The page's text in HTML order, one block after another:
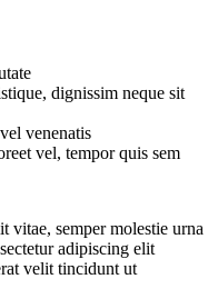
dignissim neque sit
venenatis
vel, tempor quis sem
vitae, semper molestie urna
adipiscing elit
velit tincidunt ut